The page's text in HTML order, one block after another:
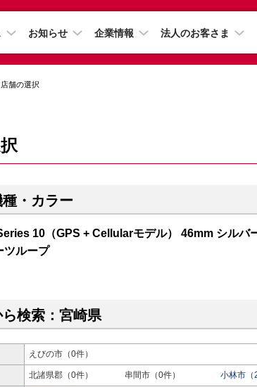
お知らせ 企業情報 法人のお客さま
店舗の選択
・カラー
10（GPS + Cellularモデル） 46mm シルバ
ツループ
検索：宮崎県
えびの市（0件）
北諸県郡（0件） 串間市（0件） 小林市（